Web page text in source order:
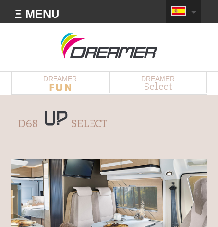
Ξ MENU
DREAMER DREAMER
Select
D68 SELECT